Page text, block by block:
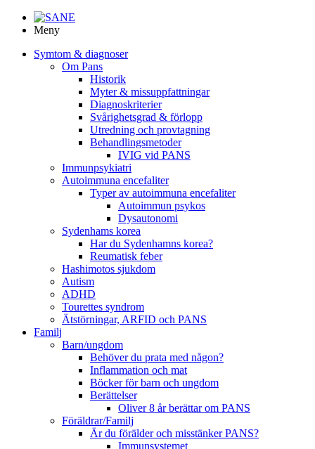
Meny
Symtom & diagnoser
Om Pans
Historik
Myter & missuppfattningar
Diagnoskriterier
Svårighetsgrad & förlopp
Utredning och provtagning
Behandlings­metoder
IVIG vid PANS
Immunpsykiatri
Autoimmuna encefaliter
Typer av autoimmuna encefaliter
Autoimmun psykos
Dysautonomi
Sydenhams korea
Har du Sydenhamns korea?
Reumatisk feber
Hashimotos sjukdom
Autism
ADHD
Tourettes syndrom
Ätstörningar, ARFID och PANS
Familj
Barn/ungdom
Behöver du prata med någon?
Inflammation och mat
Böcker för barn och ungdom
Berättelser
Oliver 8 år berättar om PANS
Föräldrar/Familj
Är du förälder och misstänker PANS?
Immunsystemet